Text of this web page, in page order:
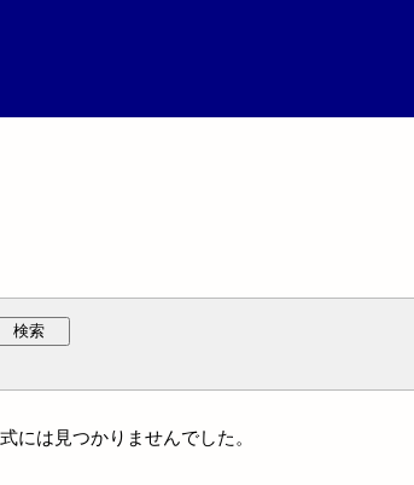
検索
には見つかりませんでした。